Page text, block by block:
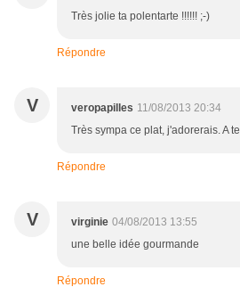
Très jolie ta polentarte !!!!!! ;-)
Répondre
V veropapilles 11/08/2013 20:34
Très sympa ce plat, j'adorerais. A
Répondre
V virginie 04/08/2013 13:55
une belle idée gourmande
Répondre